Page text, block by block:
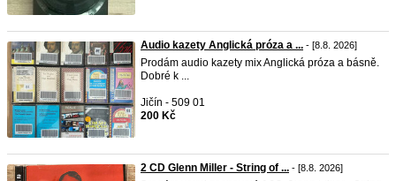
Audio kazety Anglická próza a ... - [8.8. 2026]
Prodám audio kazety mix Anglická próza a básně.
Dobré k ...
Jičín - 509 01
200 Kč
2 CD Glenn Miller - String of ... - [8.8. 2026]